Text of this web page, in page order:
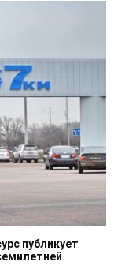
публикует